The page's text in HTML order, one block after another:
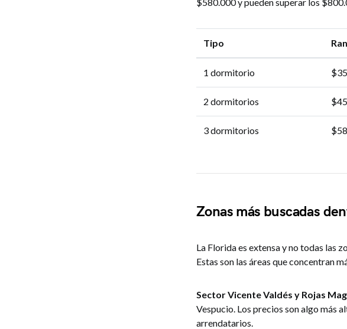
Tipo
1 dormitorio
2 dormitorios
3 dormitorios
Zonas más buscadas
La Florida es extensa y no todas las
Estas son las áreas que concentran
Sector Vicente Valdés y Rojas
Vespucio. Los precios son algo más
arrendatarios.